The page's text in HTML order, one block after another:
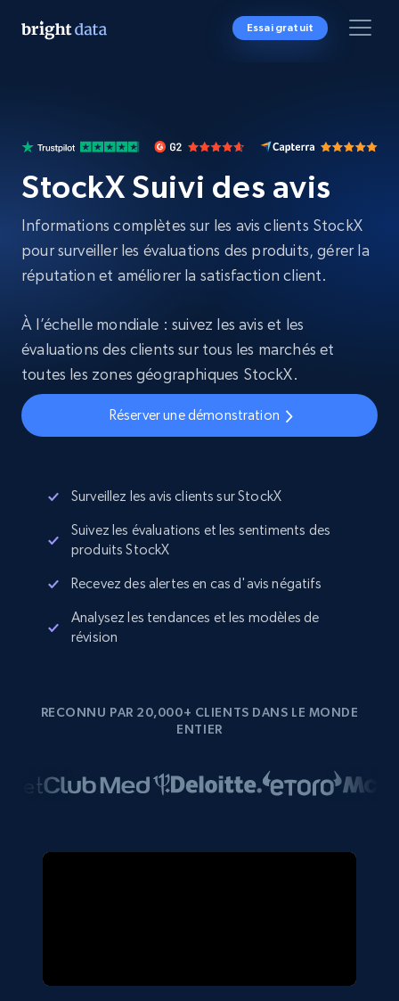
Essai gratuit
StockX Suivi des avis
Informations complètes sur les avis clients StockX
pour surveiller les évaluations des produits, gérer la
réputation et améliorer la satisfaction client.
À l’échelle mondiale : suivez les avis et les
évaluations des clients sur tous les marchés et
toutes les zones géographiques StockX.
Réserver une démonstration
Surveillez les avis clients sur StockX
Suivez les évaluations et les sentiments des
produits StockX
Recevez des alertes en cas d'avis négatifs
Analysez les tendances et les modèles de
révision
RECONNU PAR 20,000+ CLIENTS DANS LE MONDE
ENTIER